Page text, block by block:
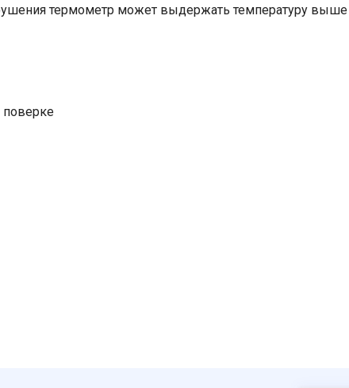
термометр может выдержать температуру
поверке